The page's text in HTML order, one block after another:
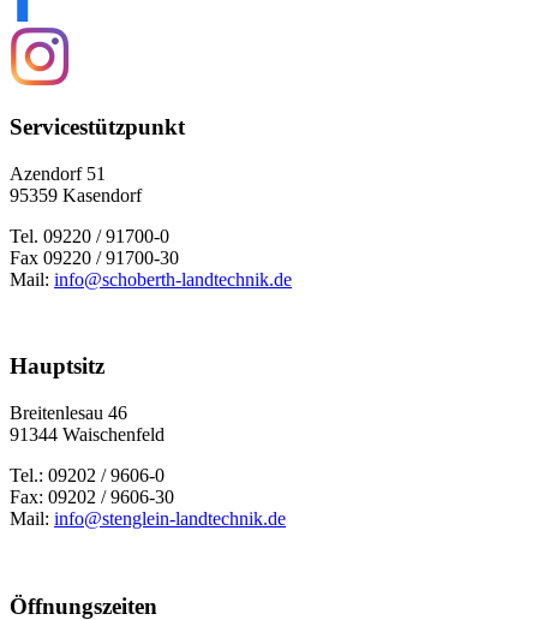
Servicestützpunkt
Azendorf 51
95359 Kasendorf
Tel. 09220 / 91700-0
Fax 09220 / 91700-30
Mail: info@schoberth-landtechnik.de
Hauptsitz
Brei­ten­le­sau 46
91344 Wai­schen­feld
Tel.: 09202 / 9606-0
Fax: 09202 / 9606-30
Mail: info@stenglein-landtechnik.de
Öffnungszeiten